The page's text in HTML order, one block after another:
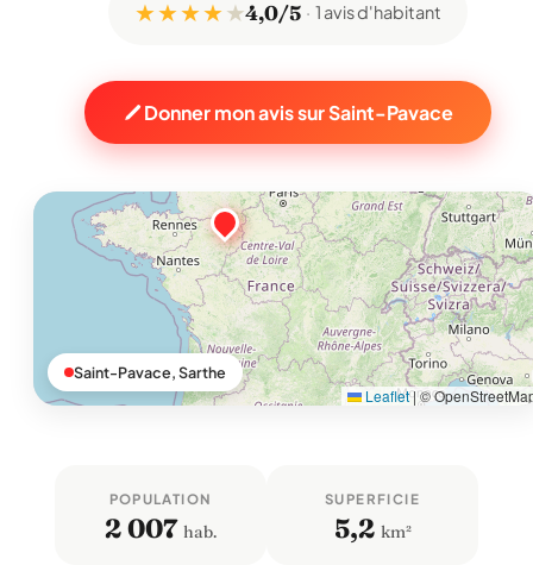
★ ★ ★ ★★4,0/5 1 avis d'habitant
Donner mon avis sur Saint-Pavace
Leaflet|©
Saint-Pavace, Sarthe
POPULATION
2 007 hab.
SUPERFICIE
5,2 km²